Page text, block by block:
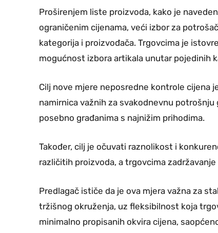
Proširenjem liste proizvoda, kako je
ograničenim cijenama, veći izbor za
kategorija i proizvođača. Trgovcima je
mogućnost izbora artikala unutar pojedinih
Cilj nove mjere neposredne kontrole cijena
namirnica važnih za svakodnevnu
posebno građanima s najnižim prihodima.
Također, cilj je očuvati raznolikost i
različitih proizvoda, a trgovcima
Predlagač ističe da je ova mjera važna za
tržišnog okruženja, uz fleksibilnost koja
minimalno propisanih okvira cijena,